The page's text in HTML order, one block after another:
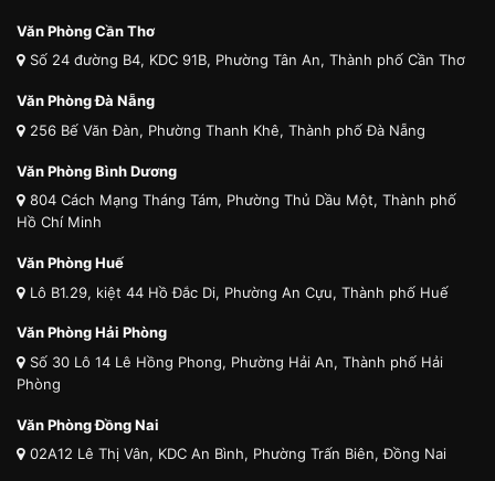
Văn Phòng Cần Thơ
Số 24 đường B4, KDC 91B, Phường Tân An, Thành phố Cần Thơ
Văn Phòng Đà Nẵng
256 Bế Văn Đàn, Phường Thanh Khê, Thành phố Đà Nẵng
Văn Phòng Bình Dương
804 Cách Mạng Tháng Tám, Phường Thủ Dầu Một, Thành phố
Hồ Chí Minh
Văn Phòng Huế
Lô B1.29, kiệt 44 Hồ Đắc Di, Phường An Cựu, Thành phố Huế
Văn Phòng Hải Phòng
Số 30 Lô 14 Lê Hồng Phong, Phường Hải An, Thành phố Hải
Phòng
Văn Phòng Đồng Nai
02A12 Lê Thị Vân, KDC An Bình, Phường Trấn Biên, Đồng Nai